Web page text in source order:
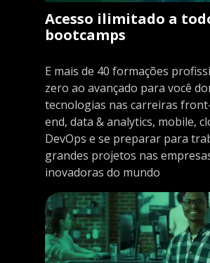
Acesso ilimitado a
bootcamps
E mais de 40 formações
zero ao avançado para você
tecnologias nas carreiras
end, data & analytics, mobile,
DevOps e se preparar para
grandes projetos nas
inovadoras do mundo